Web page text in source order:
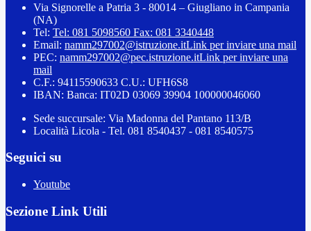
Via Signorelle a Patria 3 - 80014 – Giugliano in Campania
(NA)
Tel: Tel: 081 5098560 Fax: 081 3340448
Email: namm297002@istruzione.itLink per inviare una mail
PEC: namm297002@pec.istruzione.itLink per inviare una
mail
C.F.: 94115590633 C.U.: UFH6S8
IBAN: Banca: IT02D 03069 39904 100000046060
Sede succursale: Via Madonna del Pantano 113/B
Località Licola - Tel. 081 8540437 - 081 8540575
Seguici su
Youtube
Sezione Link Utili